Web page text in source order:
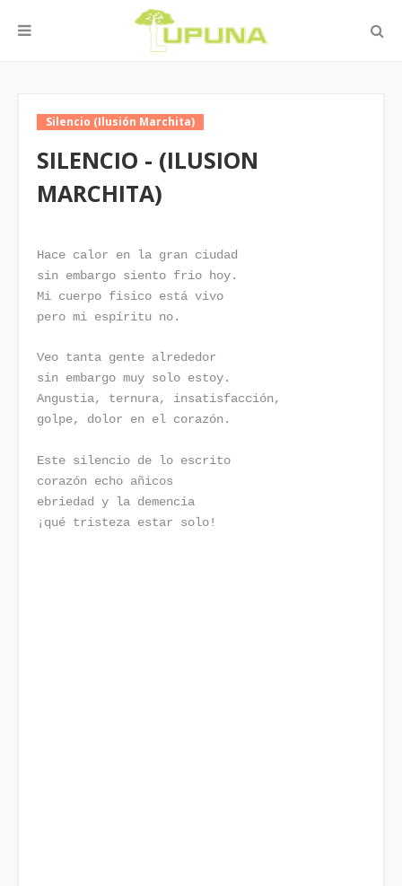
Silencio (Ilusión Marchita)
SILENCIO - (ILUSION
MARCHITA)
Hace calor en la gran ciudad
sin embargo siento frio hoy.
Mi cuerpo fisico está vivo
pero mi espíritu no.
Veo tanta gente alrededor
sin embargo muy solo estoy.
Angustia, ternura, insatisfacción,
golpe, dolor en el corazón.
Este silencio de lo escrito
corazón echo añicos
ebriedad y la demencia
¡qué tristeza estar solo!